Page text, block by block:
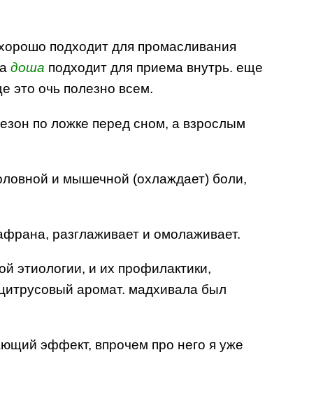
подходит для промасливания
доша подходит для приема внутрь. еще
это очь полезно всем.
по ложке перед сном, а взрослым
и мышечной (охлаждает) боли,
разглаживает и омолаживает.
этиологии, и их профилактики,
аромат. мадхивала был
эффект, впрочем про него я уже